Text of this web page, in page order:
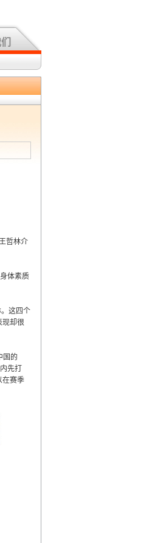
哲林介
体素质
这四个
现却很
国的
先打
在赛季